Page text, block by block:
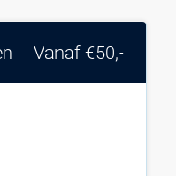
Vanaf €50,-